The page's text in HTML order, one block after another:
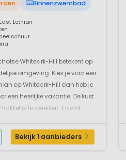
Binnenzwembad
Lothian
Whitekirk-Hill betekent op
omgeving. Kies je voor een
op Whitekirk-Hill dan heb je
een heerlijke vakantie. De kust
te bereiken. En wat
met de trein)....
Bekijk 1 aanbieders